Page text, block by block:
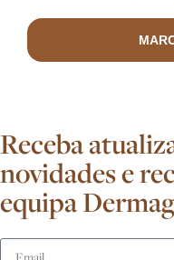
Receba
novidades e
equipa